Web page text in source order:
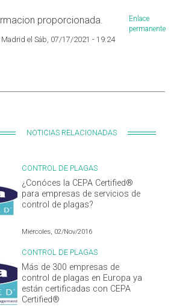
Enlace
permanente
proporcionada.
el Sáb, 07/17/2021 - 19:24
NOTICIAS RELACIONADAS
CONTROL DE PLAGAS
¿Conóces la CEPA Certified®
para empresas de servicios de
control de plagas?
Miércoles, 02/Nov/2016
CONTROL DE PLAGAS
Más de 300 empresas de
control de plagas en Europa ya
están certificadas con CEPA
Certified®